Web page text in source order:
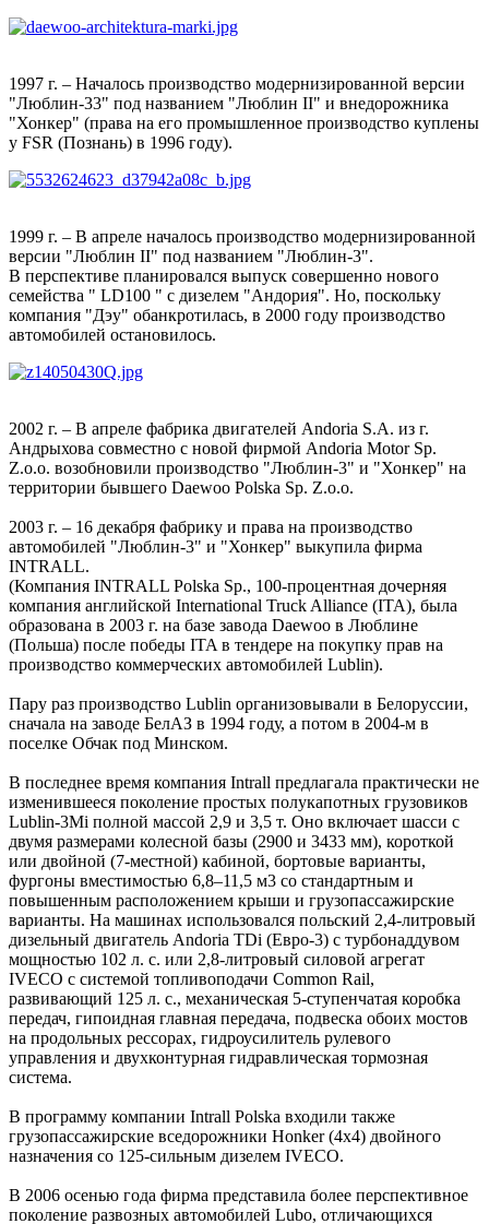
1997 г. – Началось производство модернизированной версии
"Люблин-33" под названием "Люблин II" и внедорожника
"Хонкер" (права на его промышленное производство куплены
у FSR (Познань) в 1996 году).
1999 г. – В апреле началось производство модернизированной
версии "Люблин II" под названием "Люблин-3".
В перспективе планировался выпуск совершенно нового
семейства " LD100 " с дизелем "Андория". Но, поскольку
компания "Дэу" обанкротилась, в 2000 году производство
автомобилей остановилось.
2002 г. – В апреле фабрика двигателей Andoria S.A. из г.
Андрыхова совместно с новой фирмой Andoria Motor Sp.
Z.o.o. возобновили производство "Люблин-3" и "Хонкер" на
территории бывшего Daewoo Polska Sp. Z.o.o.
2003 г. – 16 декабря фабрику и права на производство
автомобилей "Люблин-3" и "Хонкер" выкупила фирма
INTRALL.
(Компания INTRALL Polska Sp., 100-процентная дочерняя
компания английской International Truck Alliance (ITA), была
образована в 2003 г. на базе завода Daewoo в Люблине
(Польша) после победы ITA в тендере на покупку прав на
производство коммерческих автомобилей Lublin).
Пару раз производство Lublin организовывали в Белоруссии,
сначала на заводе БелАЗ в 1994 году, а потом в 2004-м в
поселке Обчак под Минском.
В последнее время компания Intrall предлагала практически не
изменившееся поколение простых полукапотных грузовиков
Lublin-3Mi полной массой 2,9 и 3,5 т. Оно включает шасси с
двумя размерами колесной базы (2900 и 3433 мм), короткой
или двойной (7-местной) кабиной, бортовые варианты,
фургоны вместимостью 6,8–11,5 м3 со стандартным и
повышенным расположением крыши и грузопассажирские
варианты. На машинах использовался польский 2,4-литровый
дизельный двигатель Andoria TDi (Eвро-3) с турбонаддувом
мощностью 102 л. с. или 2,8-литровый силовой агрегат
IVECO с системой топливоподачи Common Rail,
развивающий 125 л. с., механическая 5-ступенчатая коробка
передач, гипоидная главная передача, подвеска обоих мостов
на продольных рессорах, гидроусилитель рулевого
управления и двухконтурная гидравлическая тормозная
система.
В программу компании Intrall Polska входили также
грузопассажирские вседорожники Honker (4х4) двойного
назначения со 125-сильным дизелем IVECO.
В 2006 осенью года фирма представила более перспективное
поколение развозных автомобилей Lubo, отличающихся